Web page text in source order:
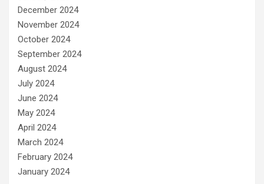
December 2024
November 2024
October 2024
September 2024
August 2024
July 2024
June 2024
May 2024
April 2024
March 2024
February 2024
January 2024